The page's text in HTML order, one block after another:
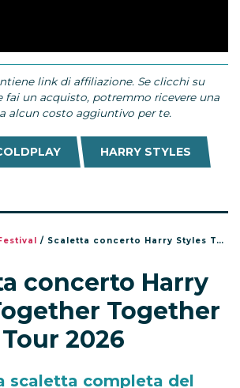
link di affiliazione. Se clicchi su
fai un acquisto, potremmo ricevere una
alcun costo aggiuntivo per te.
HARRY STYLES
/ Scaletta concerto Harry Styles Together Together Tour 2026
concerto Harry
Together
Tour 2026
scaletta completa del